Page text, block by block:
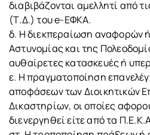
διαβιβάζονται αμελλητί από
(Τ.Δ.) του e-ΕΦΚΑ.
δ. Η διεκπεραίωση αναφορών ή
Αστυνομίας και της
αυθαίρετες κατασκευές ή
ε. Η πραγματοποίηση
αποφάσεων των Διοικητικών
Δικαστηρίων, οι οποίες
διενεργηθεί είτε από τα